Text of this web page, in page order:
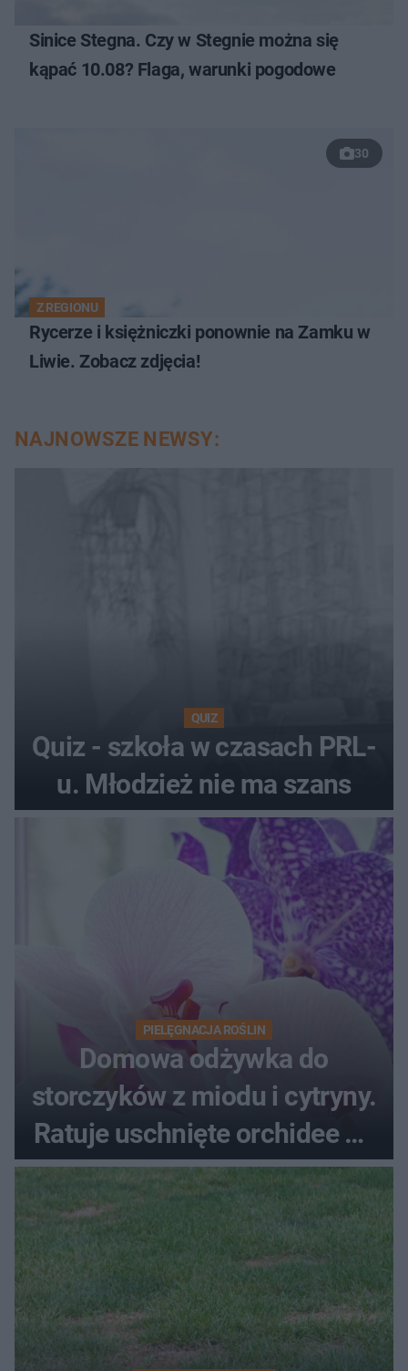
Sinice Stegna. Czy w Stegnie można się
kąpać 10.08? Flaga, warunki pogodowe
30
Z REGIONU
Rycerze i księżniczki ponownie na Zamku w
Liwie. Zobacz zdjęcia!
NAJNOWSZE NEWSY:
QUIZ
Quiz - szkoła w czasach PRL-
u. Młodzież nie ma szans
PIELĘGNACJA ROŚLIN
Domowa odżywka do
storczyków z miodu i cytryny.
Ratuje uschnięte orchidee po
upałach